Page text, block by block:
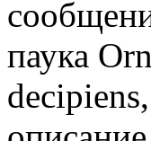
паука